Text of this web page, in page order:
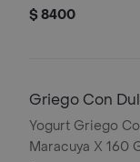
$ 8400
Griego Con
160 Gr
Yogurt Griego
Maracuya X 160